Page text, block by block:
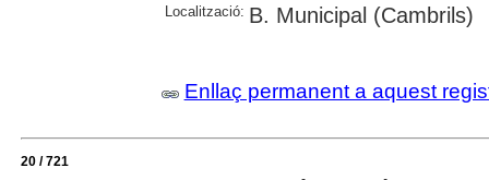
Localització: B. Municipal (Cambrils)
Enllaç permanent a aquest
20 / 721